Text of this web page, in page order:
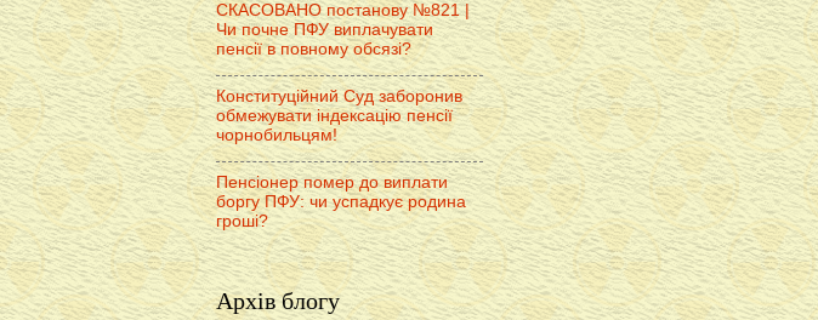
СКАСОВАНО постанову №821 |
Чи почне ПФУ виплачувати
пенсії в повному обсязі?
Конституційний Суд заборонив
обмежувати індексацію пенсії
чорнобильцям!
Пенсіонер помер до виплати
боргу ПФУ: чи успадкує родина
гроші?
Архів блогу